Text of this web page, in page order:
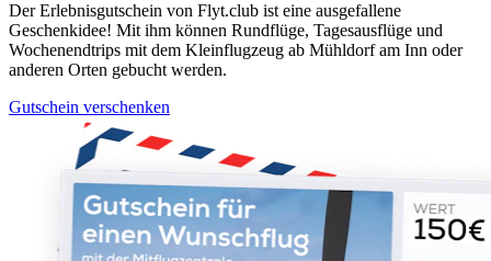
Der Erlebnisgutschein von Flyt.club ist eine ausgefallene
Geschenkidee! Mit ihm können Rundflüge, Tagesausflüge und
Wochenendtrips mit dem Kleinflugzeug ab Mühldorf am Inn oder
anderen Orten gebucht werden.
Gutschein verschenken